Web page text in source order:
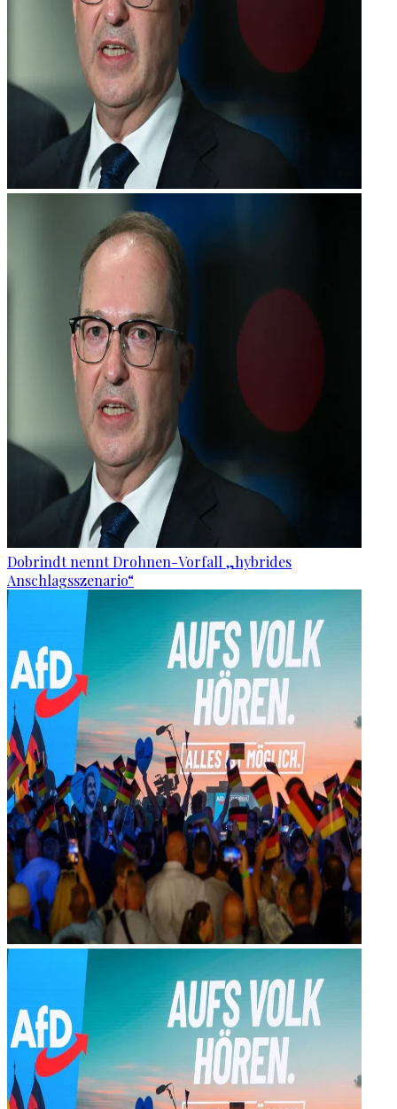
Dobrindt nennt Drohnen-Vorfall „hybrides
Anschlagsszenario“